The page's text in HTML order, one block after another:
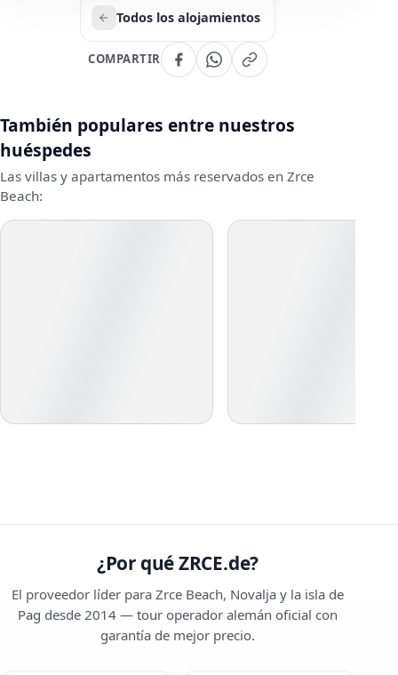
Todos los alojamientos
COMPARTIR
También populares entre nuestros
huéspedes
Las villas y apartamentos más reservados en Zrce
Beach:
¿Por qué ZRCE.de?
El proveedor líder para Zrce Beach, Novalja y la isla de
Pag desde 2014 — tour operador alemán oficial con
garantía de mejor precio.